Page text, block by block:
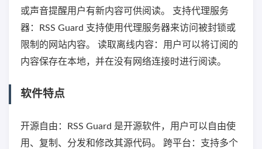
或声音提醒用户有新内容可供阅读。 支持代理服务
器：RSS Guard 支持使用代理服务器来访问被封锁或
限制的网站内容。 读取离线内容：用户可以将订阅的
内容保存在本地，并在没有网络连接时进行阅读。
软件特点
开源自由：RSS Guard 是开源软件，用户可以自由使
用、复制、分发和修改其源代码。 跨平台：支持多个